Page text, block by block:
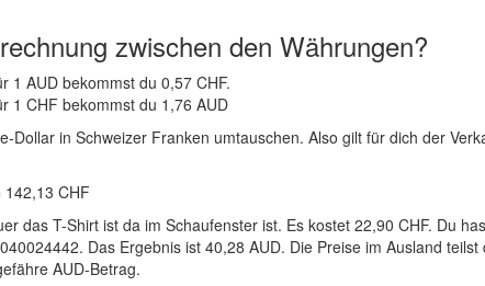
zwischen den Währungen?
1 AUD bekommst du 0,57 CHF.
1 CHF bekommst du 1,76 AUD
Dollar in Schweizer Franken umtauschen. Also gilt für dich der
CHF
das T-Shirt ist da im Schaufenster ist. Es kostet 22,90 CHF. Du
Das Ergebnis ist 40,28 AUD. Die Preise im Ausland
AUD-Betrag.